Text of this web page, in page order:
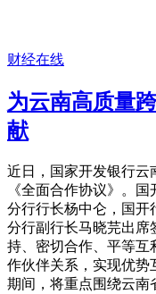
财经在线
为云南高质量
献
近日，国家开发银行云
《全面合作协议》。
分行行长杨中仑，国开
分行副行长马晓芫出席
持、密切合作、平等互
作伙伴关系，实现优势
期间，将重点围绕云南